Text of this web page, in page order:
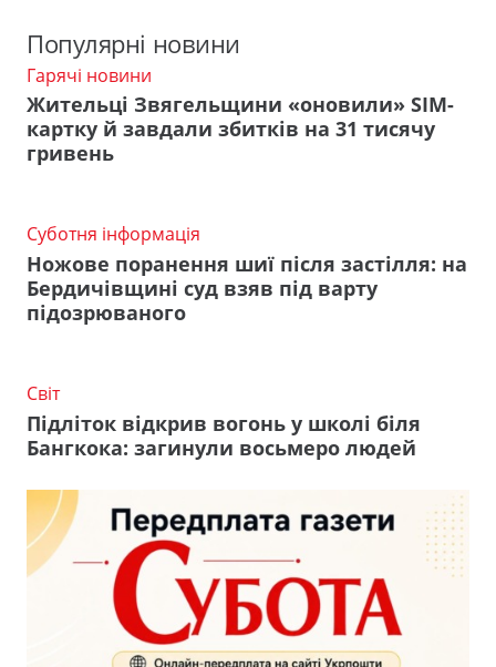
Популярні новини
Гарячі новини
Жительці Звягельщини «оновили» SIM-
картку й завдали збитків на 31 тисячу
гривень
Суботня інформація
Ножове поранення шиї після застілля: на
Бердичівщині суд взяв під варту
підозрюваного
Світ
Підліток відкрив вогонь у школі біля
Бангкока: загинули восьмеро людей